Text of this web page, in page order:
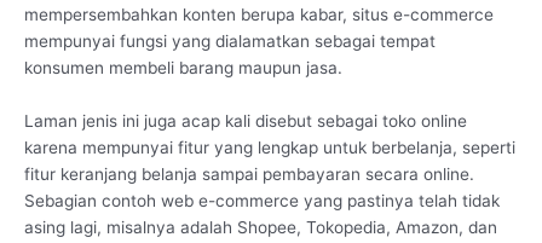
mempersembahkan konten berupa kabar, situs e-commerce
mempunyai fungsi yang dialamatkan sebagai tempat
konsumen membeli barang maupun jasa.
Laman jenis ini juga acap kali disebut sebagai toko online
karena mempunyai fitur yang lengkap untuk berbelanja, seperti
fitur keranjang belanja sampai pembayaran secara online.
Sebagian contoh web e-commerce yang pastinya telah tidak
asing lagi, misalnya adalah Shopee, Tokopedia, Amazon, dan